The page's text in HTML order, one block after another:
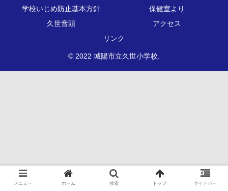
学校いじめ防止基本方針
保健室より
久世音頭
アクセス
リンク
© 2022 城陽市立久世小学校.
メニュー ホーム 検索 トップ サイドバー